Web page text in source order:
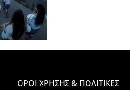
ΟΡΟΙ ΧΡΗΣΗΣ & ΠΟΛΙΤΙΚΕΣ